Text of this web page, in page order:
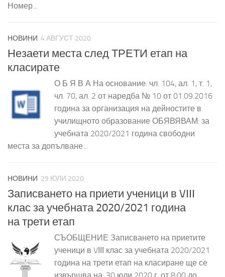
Номер...
НОВИНИ 4 АВГУСТ 2020
Незаети места след ТРЕТИ етап на
класирате
О Б Я В А На основание: чл. 104, ал. 1, т. 1,
чл. 70, ал. 2 от наредба № 10 от 01.09.2016
година за организация на дейностите в
училищното образование ОБЯВЯВАМ: за
учебната 2020/2021 година свободни
места за допълване...
НОВИНИ 29 ЮЛИ 2020
Записването на приети ученици в VІІІ
клас за учебната 2020/2021 година
на трети етап
СЪОБЩЕНИЕ Записването на приетите
ученици в VІІІ клас за учебната 2020/2021
година на трети етап на класиране ще се